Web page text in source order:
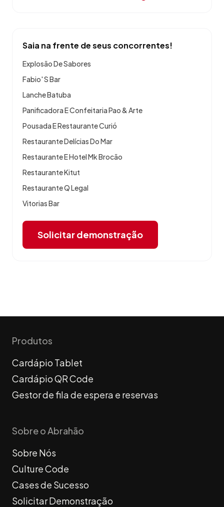
Saia na frente de seus concorrentes!
Explosão De Sabores
Fabio' S Bar
Lanche Batuba
Panificadora E Confeitaria Pao & Arte
Pousada E Restaurante Curió
Restaurante Delícias Do Mar
Restaurante E Hotel Mk Brocão
Restaurante Kitut
Restaurante Q Legal
Vitorias Bar
Solicitar demonstração
Produtos
Cardápio Tablet
Cardápio QR Code
Gestor de fila de espera e reservas
Sobre o Abrahão
Sobre Nós
Culture Code
Cases de Sucesso
Solicitar Demonstração